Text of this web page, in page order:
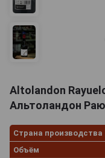
Altolandon
Альтоландон
Страна производства
Объём